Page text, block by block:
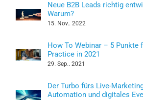
Neue B2B Leads richtig
Warum?
15. Nov.. 2022
How To Webinar – 5 Punkte
Practice in 2021
29. Sep.. 2021
Der Turbo fürs Live-
Automation und digitales